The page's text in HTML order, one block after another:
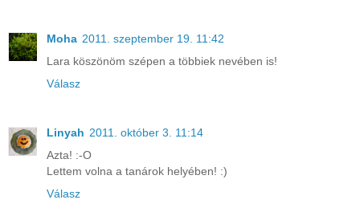
Moha 2011. szeptember 19. 11:42
Lara köszönöm szépen a többiek nevében is!
Válasz
Linyah 2011. október 3. 11:14
Azta! :-O
Lettem volna a tanárok helyében! :)
Válasz